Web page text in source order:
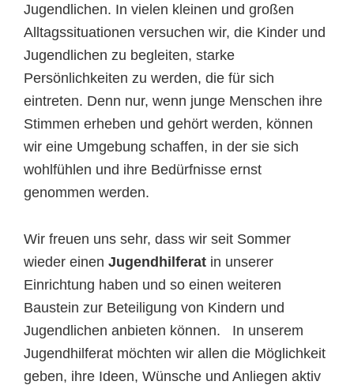
Jugendlichen. In vielen kleinen und großen
Alltagssituationen versuchen wir, die Kinder und
Jugendlichen zu begleiten, starke
Persönlichkeiten zu werden, die für sich
eintreten. Denn nur, wenn junge Menschen ihre
Stimmen erheben und gehört werden, können
wir eine Umgebung schaffen, in der sie sich
wohlfühlen und ihre Bedürfnisse ernst
genommen werden.
Wir freuen uns sehr, dass wir seit Sommer
wieder einen Jugendhilferat in unserer
Einrichtung haben und so einen weiteren
Baustein zur Beteiligung von Kindern und
Jugendlichen anbieten können. In unserem
Jugendhilferat möchten wir allen die Möglichkeit
geben, ihre Ideen, Wünsche und Anliegen aktiv